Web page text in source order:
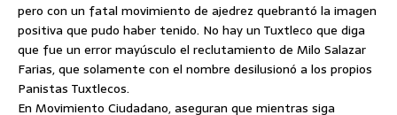
pero con un fatal movimiento de ajedrez quebrantó la imagen
positiva que pudo haber tenido. No hay un Tuxtleco que diga
que fue un error mayúsculo el reclutamiento de Milo Salazar
Farias, que solamente con el nombre desilusionó a los propios
Panistas Tuxtlecos.
En Movimiento Ciudadano, aseguran que mientras siga